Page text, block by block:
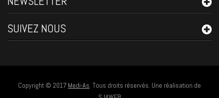
SUIVEZ NOUS
Copyright © 2017 Medi-As. Tous droits réservés. Une réalisation de